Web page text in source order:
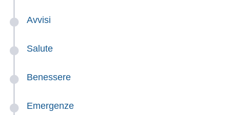
Avvisi
Salute
Benessere
Emergenze